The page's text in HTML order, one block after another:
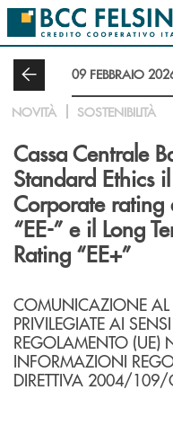
Salta al contenuto principale
09 FEBBRAIO
NOVITÀ SOSTENIBILITÀ
Cassa Centrale
Standard Ethics
Corporate rating
“EE-” e il Long
Rating “EE+”
COMUNICAZIONE AL
PRIVILEGIATE AI
REGOLAMENTO
INFORMAZIONI
DIRETTIVA 2004/109/